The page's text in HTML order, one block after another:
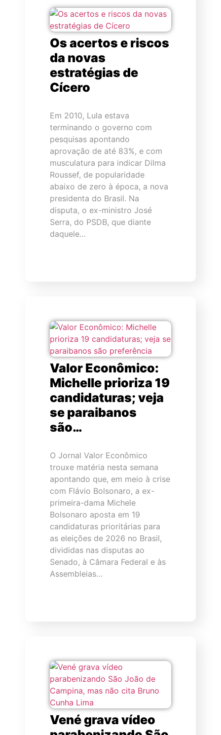
Os acertos e riscos
da novas
estratégias de
Cícero
Em 2010, Lula estava
terminando o governo com
pesquisas apontando
aprovação de até 83%, e com
musculatura para indicar Dilma
Roussef, de popularidade
abaixo de zero à época, a nova
presidenta do Brasil. Na
disputa, o ex-ministro José
Serra, do PSDB, que diante
daquele…
Valor Econômico:
Michelle prioriza 19
candidaturas; veja
se paraibanos
são…
O Jornal Valor Econômico
trouxe matéria nesta semana
apontando que, em meio à crise
com Flávio Bolsonaro, a ex-
primeira-dama Michele
Bolsonaro aposta em 19
candidaturas prioritárias para
as eleições de 2026 no Brasil,
divididas nas disputas ao
Senado, à Câmara Federal e às
Assembleias…
Vené grava vídeo